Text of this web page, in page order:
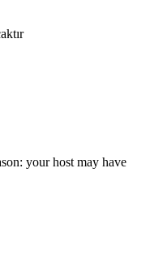
your host may have